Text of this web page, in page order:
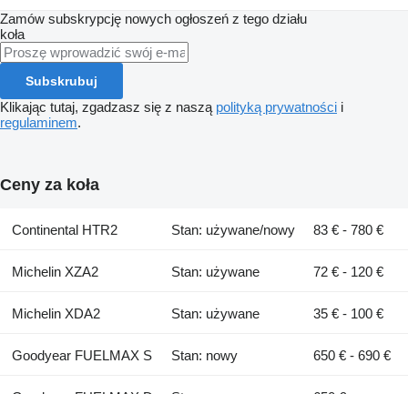
Zamów subskrypcję nowych ogłoszeń z tego działu
koła
Subskrubuj
Klikając tutaj, zgadzasz się z naszą polityką prywatności i
regulaminem.
Ceny za koła
Continental HTR2 Stan: używane/nowy 83 € - 780 €
Michelin XZA2 Stan: używane 72 € - 120 €
Michelin XDA2 Stan: używane 35 € - 100 €
Goodyear FUELMAX S Stan: nowy 650 € - 690 €